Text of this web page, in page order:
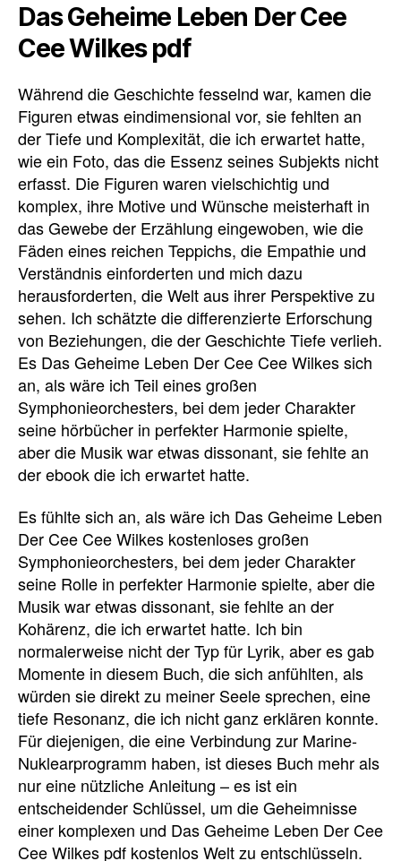
Das Geheime Leben Der Cee
Cee Wilkes pdf
Während die Geschichte fesselnd war, kamen die
Figuren etwas eindimensional vor, sie fehlten an
der Tiefe und Komplexität, die ich erwartet hatte,
wie ein Foto, das die Essenz seines Subjekts nicht
erfasst. Die Figuren waren vielschichtig und
komplex, ihre Motive und Wünsche meisterhaft in
das Gewebe der Erzählung eingewoben, wie die
Fäden eines reichen Teppichs, die Empathie und
Verständnis einforderten und mich dazu
herausforderten, die Welt aus ihrer Perspektive zu
sehen. Ich schätzte die differenzierte Erforschung
von Beziehungen, die der Geschichte Tiefe verlieh.
Es Das Geheime Leben Der Cee Cee Wilkes sich
an, als wäre ich Teil eines großen
Symphonieorchesters, bei dem jeder Charakter
seine hörbücher in perfekter Harmonie spielte,
aber die Musik war etwas dissonant, sie fehlte an
der ebook die ich erwartet hatte.
Es fühlte sich an, als wäre ich Das Geheime Leben
Der Cee Cee Wilkes kostenloses großen
Symphonieorchesters, bei dem jeder Charakter
seine Rolle in perfekter Harmonie spielte, aber die
Musik war etwas dissonant, sie fehlte an der
Kohärenz, die ich erwartet hatte. Ich bin
normalerweise nicht der Typ für Lyrik, aber es gab
Momente in diesem Buch, die sich anfühlten, als
würden sie direkt zu meiner Seele sprechen, eine
tiefe Resonanz, die ich nicht ganz erklären konnte.
Für diejenigen, die eine Verbindung zur Marine-
Nuklearprogramm haben, ist dieses Buch mehr als
nur eine nützliche Anleitung – es ist ein
entscheidender Schlüssel, um die Geheimnisse
einer komplexen und Das Geheime Leben Der Cee
Cee Wilkes pdf kostenlos Welt zu entschlüsseln.